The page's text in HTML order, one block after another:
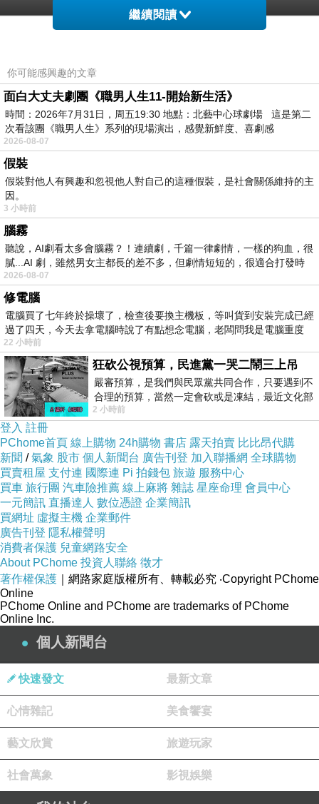
繼續閱讀
你可能感興趣的文章
面白大丈夫劇團《職男人生11-開始新生活》
時間：2026年7月31日，周五19:30 地點：北藝中心球劇場 這是第二
次看該團《職男人生》系列的現場演出，感覺新鮮度、喜劇感
2026-08-07
假裝
假裝對他人有興趣和忽視他人對自己的這種假裝，是社會關係維持的主
因。
3 小時前
腦霧
聽說，AI劇看太多會腦霧？！連續劇，千篇一律劇情，一樣的狗血，很
膩...AI 劇，雖然男女主都長的差不多，但劇情短短的，很適合打發時
2026-08-07
修電腦
電腦買了七年終於操壞了，檢查後要換主機板，等叫貨到安裝完成已經
過了四天，今天去拿電腦時說了有點想念電腦，老闆問我是電腦重度
22 小時前
狂砍公視預算，民進黨一哭二鬧三上吊
嚴審預算，是我們與民眾黨共同合作，只要遇到不
合理的預算，當然一定會砍或是凍結，最近文化部
要編列公視和Taiwan plus預算，在110年
2 小時前
登入 註冊
PChome首頁 線上購物 24h購物 書店 露天拍賣 比比昂代購
新聞 /氣象 股市 個人新聞台 廣告刊登 加入聯播網 全球購物
買賣租屋 支付連 國際連 Pi 拍錢包 旅遊 服務中心
買車 旅行團 汽車險推薦 線上麻將 雜誌 星座命理 會員中心
一元簡訊 直播達人 數位憑證 企業簡訊
買網址 虛擬主機 企業郵件
廣告刊登 隱私權聲明
消費者保護 兒童網路安全
About PChome 投資人聯絡 徵才
著作權保護 ｜網路家庭版權所有、轉載必究 ‧Copyright PChome
Online
PChome Online and PChome are trademarks of PChome
Online Inc.
個人新聞台
快速發文 最新文章
心情雜記 美食饗宴
藝文欣賞 旅遊玩家
社會萬象 影視娛樂